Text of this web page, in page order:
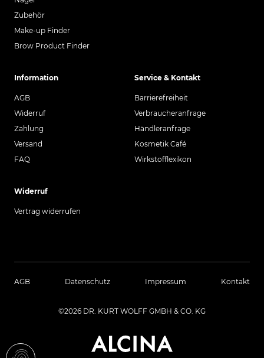
Zubehör
Make-up Finder
Brow Product Finder
Information
AGB
Widerruf
Zahlung
Versand
FAQ
Service & Kontakt
Barrierefreiheit
Verbraucheranfrage
Händleranfrage
Kosmetik Café
Wirkstofflexikon
Widerruf
Vertrag widerrufen
AGB Datenschutz Impressum Kontakt
©2026 DR. KURT WOLFF GMBH & CO. KG